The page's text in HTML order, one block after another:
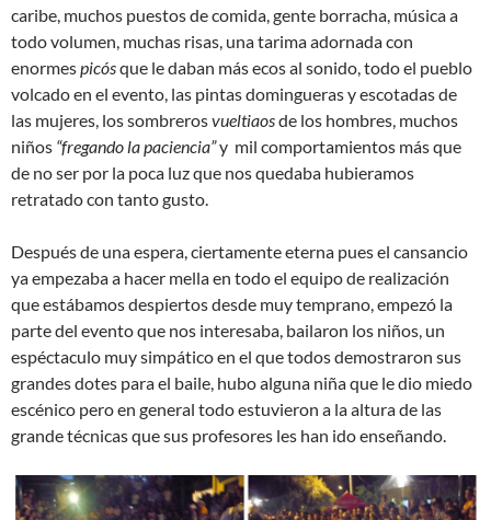
caribe, muchos puestos de comida, gente borracha, música a
todo volumen, muchas risas, una tarima adornada con
enormespicósque le daban más ecos al sonido, todo el pueblo
volcado en el evento, las pintas domingueras y escotadas de
las mujeres, los sombrerosvueltiaosde los hombres, muchos
niños “fregando la paciencia”y mil comportamientos más que
de no ser por la poca luz que nos quedaba hubieramos
retratado con tanto gusto.
Después de una espera, ciertamente eterna pues el cansancio
ya empezaba a hacer mella en todo el equipo de realización
que estábamos despiertos desde muy temprano, empezó la
parte del evento que nos interesaba, bailaron los niños, un
espéctaculo muy simpático en el que todos demostraron sus
grandes dotes para el baile, hubo alguna niña que le dio miedo
escénico pero en general todo estuvieron a la altura de las
grande técnicas que sus profesores les han ido enseñando.